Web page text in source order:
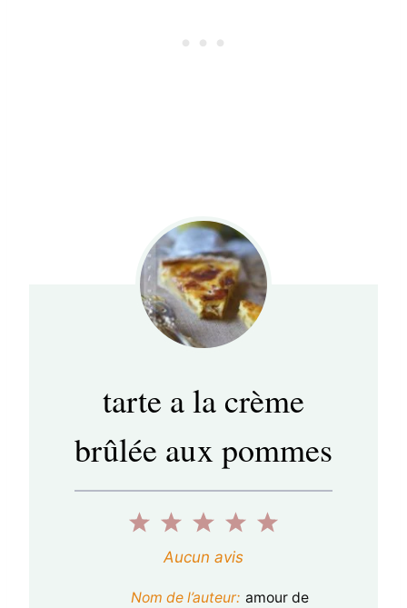
tarte a la crème
brûlée aux pommes
5
t
4
t
3
é
t
2
é
t
1
t
Aucun avis
Nom de l’auteur: amour de